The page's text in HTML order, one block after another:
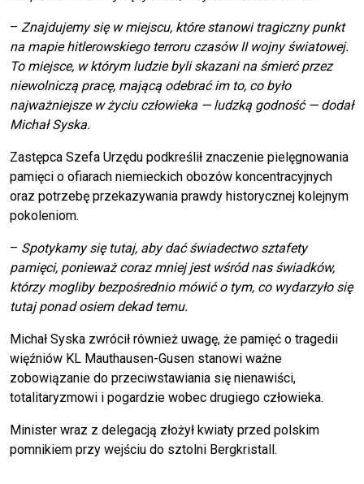
– Znajdujemy się w miejscu, które stanowi tragiczny punkt
na mapie hitlerowskiego terroru czasów II wojny światowej.
To miejsce, w którym ludzie byli skazani na śmierć przez
niewolniczą pracę, mającą odebrać im to, co było
najważniejsze w życiu człowieka — ludzką godność — dodał
Michał Syska.
Zastępca Szefa Urzędu podkreślił znaczenie pielęgnowania
pamięci o ofiarach niemieckich obozów koncentracyjnych
oraz potrzebę przekazywania prawdy historycznej kolejnym
pokoleniom.
– Spotykamy się tutaj, aby dać świadectwo sztafety
pamięci, ponieważ coraz mniej jest wśród nas świadków,
którzy mogliby bezpośrednio mówić o tym, co wydarzyło się
tutaj ponad osiem dekad temu.
Michał Syska zwrócił również uwagę, że pamięć o tragedii
więźniów KL Mauthausen-Gusen stanowi ważne
zobowiązanie do przeciwstawiania się nienawiści,
totalitaryzmowi i pogardzie wobec drugiego człowieka.
Minister wraz z delegacją złożył kwiaty przed polskim
pomnikiem przy wejściu do sztolni Bergkristall.